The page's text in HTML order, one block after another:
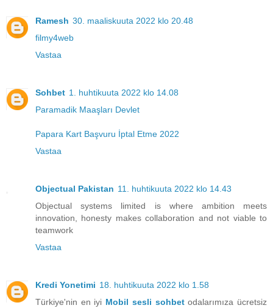
Ramesh 30. maaliskuuta 2022 klo 20.48
filmy4web
Vastaa
Sohbet 1. huhtikuuta 2022 klo 14.08
Paramadik Maaşları Devlet
Papara Kart Başvuru İptal Etme 2022
Vastaa
Objectual Pakistan 11. huhtikuuta 2022 klo 14.43
Objectual systems limited is where ambition meets
innovation, honesty makes collaboration and not viable to
teamwork
Vastaa
Kredi Yonetimi 18. huhtikuuta 2022 klo 1.58
Türkiye'nin en iyi Mobil sesli sohbetodalarımıza ücretsiz